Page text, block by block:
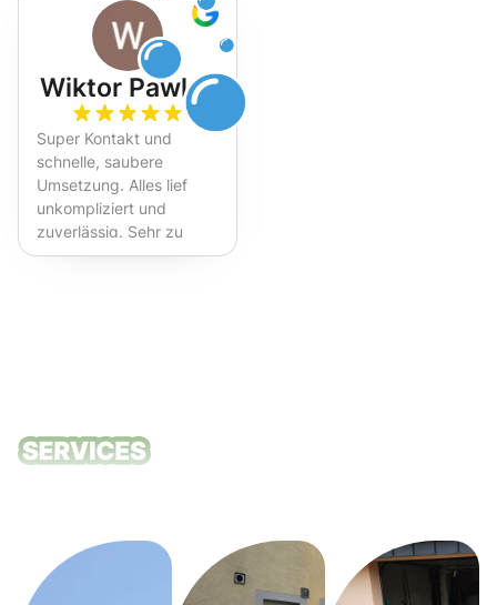
Wiktor Pawlak
Super Kontakt und
schnelle, saubere
Umsetzung. Alles lief
unkompliziert und
zuverlässig. Sehr zu
empfehlen!